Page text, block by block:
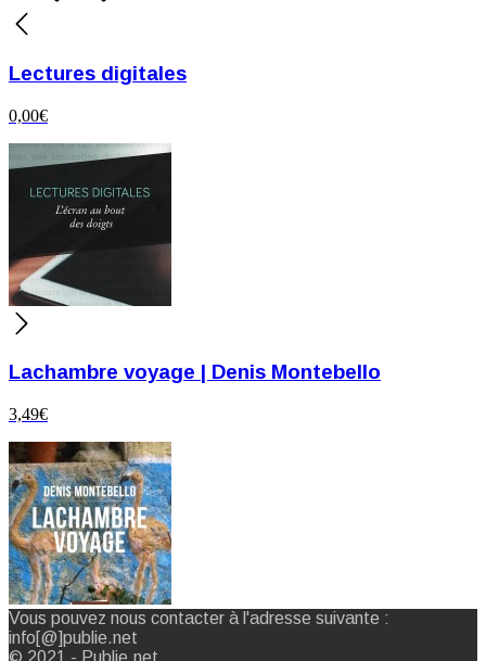
Lectures digitales
0,00€
Lachambre voyage | Denis Montebello
3,49€
Vous pouvez nous contacter à l'adresse suivante :
info[@]publie.net
© 2021 - Publie.net